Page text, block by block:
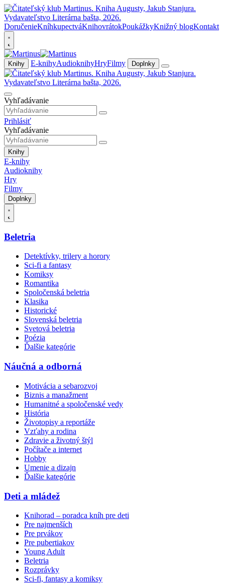
DoručenieKníhkupectváKnihovrátokPoukážkyKnižný blogKontakt
Knihy E-knihyAudioknihyHryFilmy Doplnky
Vyhľadávanie
Prihlásiť
Vyhľadávanie
Knihy
E-knihy
Audioknihy
Hry
Filmy
Doplnky
Beletria
Detektívky, trilery a horory
Sci-fi a fantasy
Komiksy
Romantika
Spoločenská beletria
Klasika
Historické
Slovenská beletria
Svetová beletria
Poézia
Ďalšie kategórie
Náučná a odborná
Motivácia a sebarozvoj
Biznis a manažment
Humanitné a spoločenské vedy
História
Životopisy a reportáže
Vzťahy a rodina
Zdravie a životný štýl
Počítače a internet
Hobby
Umenie a dizajn
Ďalšie kategórie
Deti a mládež
Knihorad – poradca kníh pre deti
Pre najmenších
Pre prvákov
Pre pubertiakov
Young Adult
Beletria
Rozprávky
Sci-fi, fantasy a komiksy